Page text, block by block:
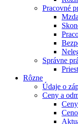
Pracovné
Mzda
Správne
Rôzne
Údaje o
Ceny a